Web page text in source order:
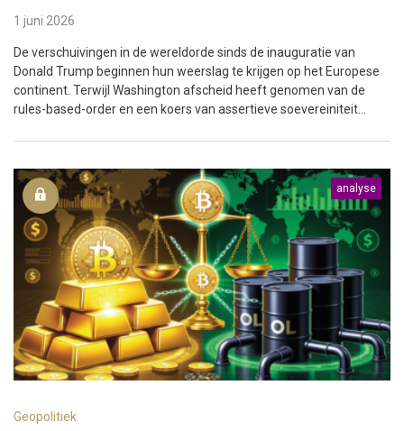
1 juni 2026
De verschuivingen in de wereldorde sinds de inauguratie van
Donald Trump beginnen hun weerslag te krijgen op het Europese
continent. Terwijl Washington afscheid heeft genomen van de
rules-based-order en een koers van assertieve soevereiniteit...
analyse
Geopolitiek